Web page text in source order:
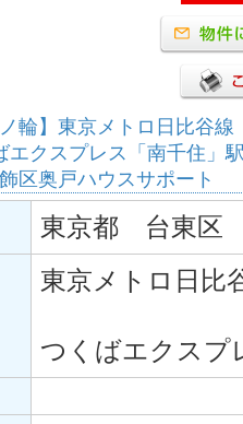
ノ輪】東京メトロ日比谷
エクスプレス「南千住」
区奥戸ハウスサポート
東京都 台東区
東京メトロ日比
つくばエクスプ